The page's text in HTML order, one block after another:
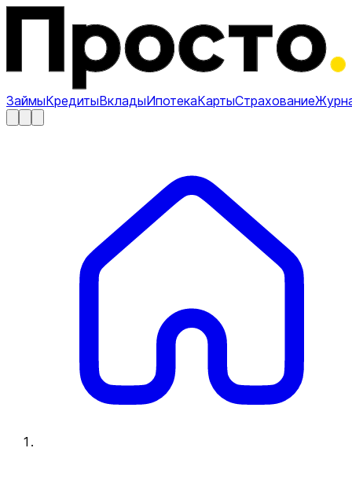
ЗаймыКредитыВкладыИпотекаКартыСтрахование